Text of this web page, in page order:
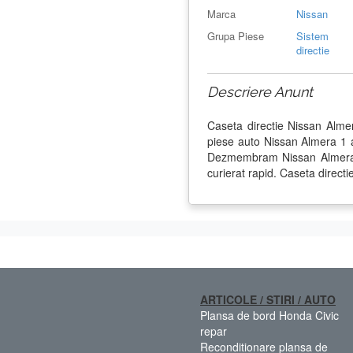
Marca Nissan
Grupa Piese
Sistem
directie
Descriere Anunt
Caseta directie Nissan
piese auto Nissan Almera
Dezmembram Nissan
curierat rapid. Caseta
ARTICOLE / STIRI / AUTO
Plansa de bord Honda Civic
repar
Reconditionare plansa de